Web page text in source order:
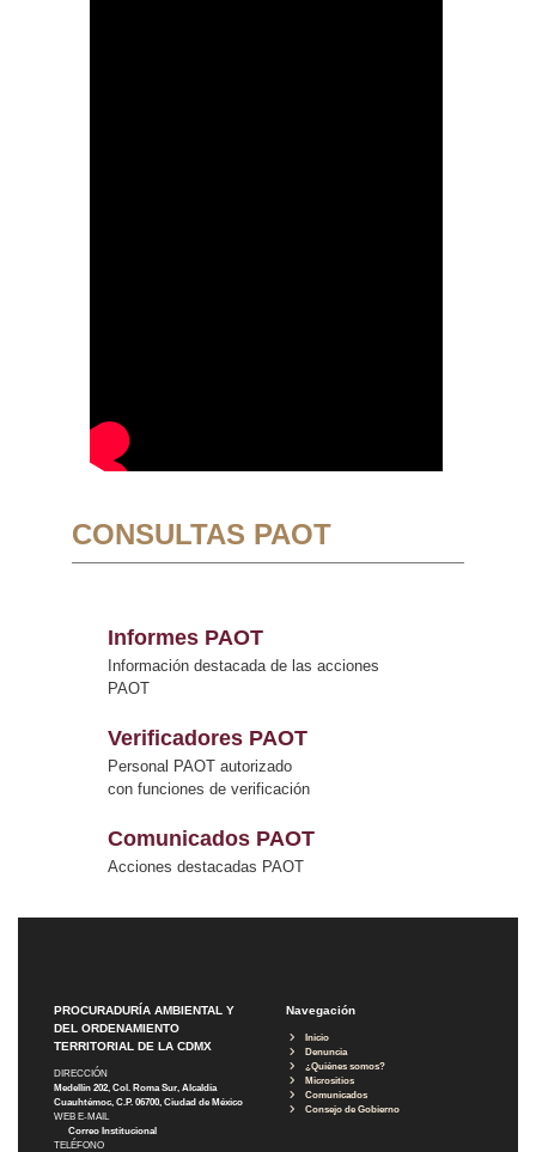
CONSULTAS PAOT
Informes PAOT
Información destacada de las acciones
PAOT
Verificadores PAOT
Personal PAOT autorizado
con funciones de verificación
Comunicados PAOT
Acciones destacadas PAOT
PROCURADURÍA AMBIENTAL Y
DEL ORDENAMIENTO
TERRITORIAL DE LA CDMX
DIRECCIÓN
Medellín 202, Col. Roma Sur, Alcaldía
Cuauhtémoc, C.P. 06700, Ciudad de México
WEB E-MAIL
Correo Institucional
TELÉFONO
Navegación
Inicio
Denuncia
¿Quiénes somos?
Micrositios
Comunicados
Consejo de Gobierno